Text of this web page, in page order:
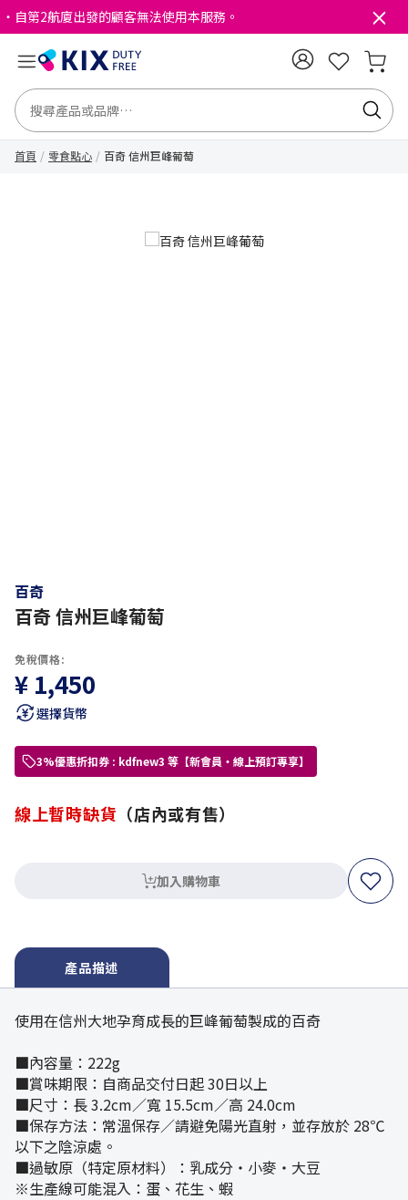
・自第2航廈出發的顧客無法使用本服務。
首頁 零食點心 百奇 信州巨峰葡萄
百奇
百奇 信州巨峰葡萄
免稅價格:
¥ 1,450
選擇貨幣
3%優惠折扣券 : kdfnew3 等【新會員・線上預訂專享】
線上暫時缺貨 （店內或有售）
加入購物車
產品描述
使用在信州大地孕育成長的巨峰葡萄製成的百奇
■內容量：222g
■賞味期限：自商品交付日起 30日以上
■尺寸：長 3.2cm／寬 15.5cm／高 24.0cm
■保存方法：常溫保存／請避免陽光直射，並存放於 28℃
以下之陰涼處。
■過敏原（特定原材料）：乳成分・小麥・大豆
※生產線可能混入：蛋、花生、蝦